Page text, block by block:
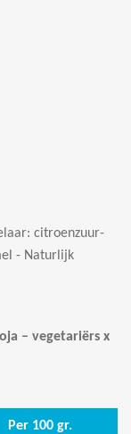
citroenzuur-
- Naturlijk
– vegetariërs x
Per 100 gr.